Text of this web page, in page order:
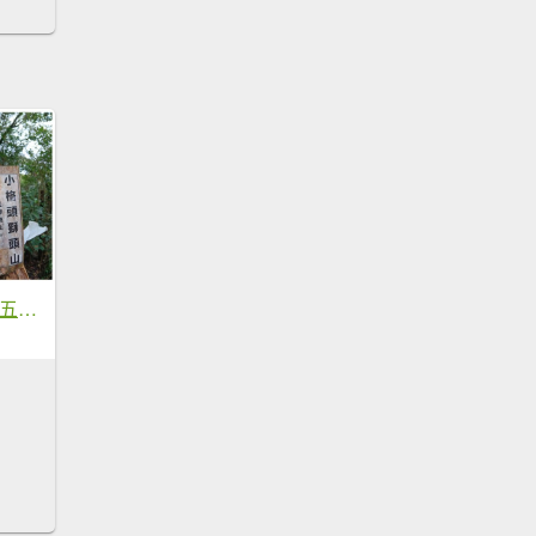
240303雷公埤山（五郎寮山）+鱷魚島景觀步道+小格頭獅頭山